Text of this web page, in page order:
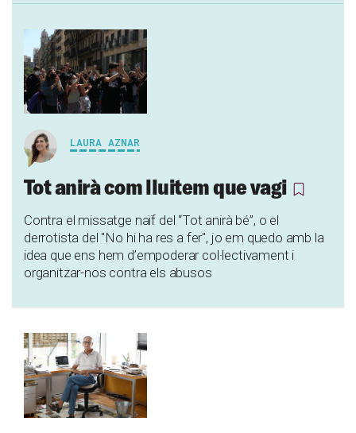
LAURA AZNAR
Tot anirà com lluitem que vagi
Contra el missatge naïf del “Tot anirà bé”, o el
derrotista del "No hi ha res a fer", jo em quedo amb la
idea que ens hem d’empoderar col·lectivament i
organitzar-nos contra els abusos